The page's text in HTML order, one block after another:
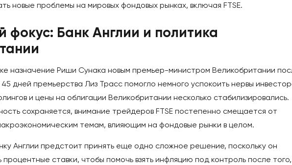
новые проблемы на мировых фондовых рынках, включая FTSE.
фокус: Банк Англии и политика
назначение Риши Сунака новым премьер-министром Великобритании
дней премьерства Лиз Трасс помогло немного успокоить нервы
и цены на облигации Великобритании несколько стабилизировались.
сохраняется, внимание трейдеров FTSE постепенно смещается от
темам, влияющим на фондовые рынки в целом.
Англии предстоит принять еще одно сложное решение, поскольку он
процентные ставки, чтобы помочь взять инфляцию под контроль после того,